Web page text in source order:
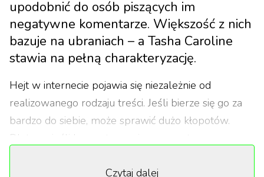
upodobnić do osób piszących im
negatywne komentarze. Większość z nich
bazuje na ubraniach – a Tasha Caroline
stawia na pełną charakteryzację.
Hejt w internecie pojawia się niezależnie od
realizowanego rodzaju treści. Jeśli bierze się go za
bardzo do siebie, może sprawić dużo kłopotów.
Dlatego, jeśli komentarze nie są merytoryczne,
Czytaj dalej